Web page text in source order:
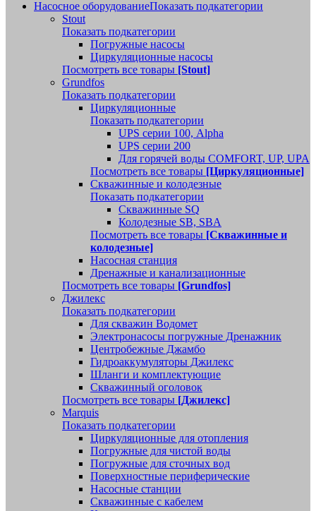
Насосное оборудованиеПоказать подкатегории
Stout
Показать подкатегории
Погружные насосы
Циркуляционные насосы
Посмотреть все товары [Stout]
Grundfos
Показать подкатегории
Циркуляционные
Показать подкатегории
UPS серии 100, Alpha
UPS серии 200
Для горячей воды COMFORT, UP, UPA
Посмотреть все товары [Циркуляционные]
Скважинные и колодезные
Показать подкатегории
Скважинные SQ
Колодезные SB, SBA
Посмотреть все товары [Скважинные и
колодезные]
Насосная станция
Дренажные и канализационные
Посмотреть все товары [Grundfos]
Джилекс
Показать подкатегории
Для скважин Водомет
Электронасосы погружные Дренажник
Центробежные Джамбо
Гидроаккумуляторы Джилекс
Шланги и комплектующие
Скважинный оголовок
Посмотреть все товары [Джилекс]
Marquis
Показать подкатегории
Циркуляционные для отопления
Погружные для чистой воды
Погружные для сточных вод
Поверхностные периферические
Насосные станции
Скважинные с кабелем